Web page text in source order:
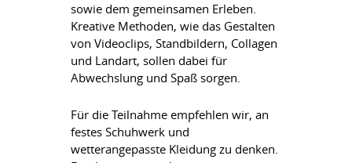
sowie dem gemeinsamen Erleben.
Kreative Methoden, wie das Gestalten
von Videoclips, Standbildern, Collagen
und Landart, sollen dabei für
Abwechslung und Spaß sorgen.
Für die Teilnahme empfehlen wir, an
festes Schuhwerk und
wetterangepasste Kleidung zu denken.